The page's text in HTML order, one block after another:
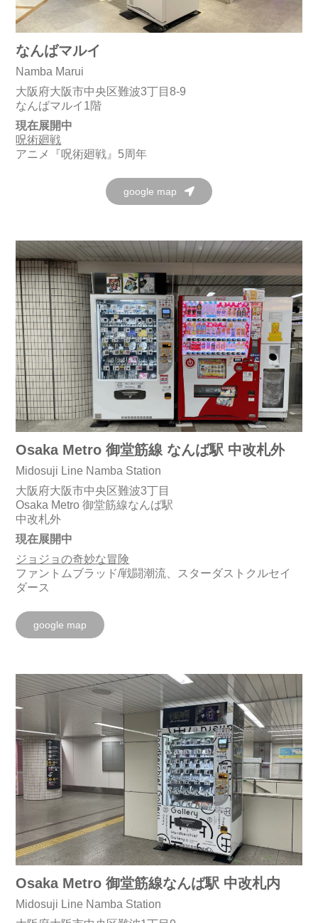
なんばマルイ
Namba Marui
大阪府大阪市中央区難波3丁目8-9
なんばマルイ1階
現在展開中
呪術廻戦
アニメ『呪術廻戦』5周年
google map
Osaka Metro 御堂筋線 なんば駅 中改札外
Midosuji Line Namba Station
大阪府大阪市中央区難波3丁目
Osaka Metro 御堂筋線なんば駅
中改札外
現在展開中
ジョジョの奇妙な冒険
ファントムブラッド/戦闘潮流、スターダストクルセイ
ダース
google map
Osaka Metro 御堂筋線なんば駅 中改札内
Midosuji Line Namba Station